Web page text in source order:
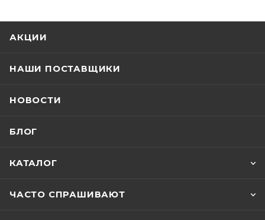
АКЦИИ
НАШИ ПОСТАВЩИКИ
НОВОСТИ
БЛОГ
КАТАЛОГ
ЧАСТО СПРАШИВАЮТ